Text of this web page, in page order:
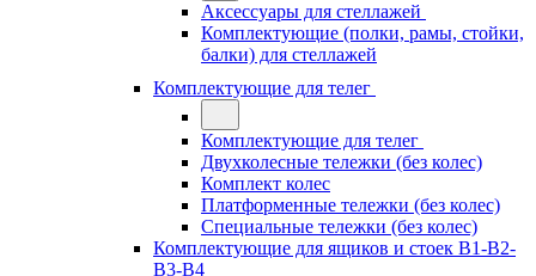
Аксессуары для стеллажей
Комплектующие (полки, рамы, стойки,
балки) для стеллажей
Комплектующие для телег
Комплектующие для телег
Двухколесные тележки (без колес)
Комплект колес
Платформенные тележки (без колес)
Специальные тележки (без колес)
Комплектующие для ящиков и стоек В1-В2-
В3-В4